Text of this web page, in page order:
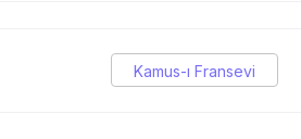
Kamus-ı Fransevi